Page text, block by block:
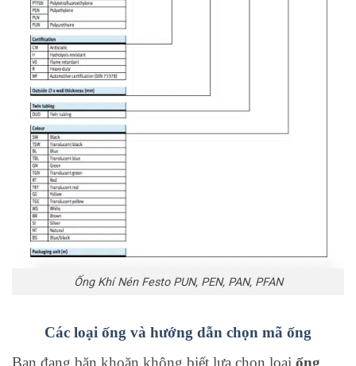
Ống Khí Nén Festo PUN, PEN, PAN, PFAN
Các loại ống và hướng dẫn chọn mã ống